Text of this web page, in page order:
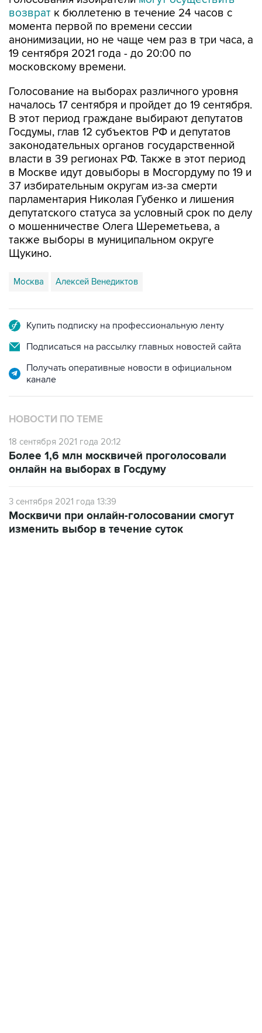
анонимизации, но не чаще чем раз в три часа, а
19 сентября 2021 года - до 20:00 по
московскому времени.
Голосование на выборах различного уровня
В этот период граждане выбирают депутатов
Госдумы, глав 12 субъектов РФ и депутатов
законодательных органов государственной
власти в 39 регионах РФ. Также в этот период
в Москве идут довыборы в Мосгордуму по 19 и
37 избирательным округам из-за смерти
парламентария Николая Губенко и лишения
депутатского статуса за условный срок по делу
о мошенничестве Олега Шереметьева, а
также выборы в муниципальном округе
Щукино.
Москва
Подписаться на рассылку главных новостей сайта
Получать оперативные новости в официальном
НОВОСТИ ПО ТЕМЕ
18 сентября 2021 года 20:12
онлайн на выборах в Госдуму
3 сентября 2021 года 13:39
изменить выбор в течение суток